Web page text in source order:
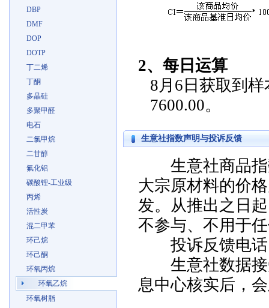
DBP
DMF
DOP
DOTP
丁二烯
丁酮
多晶硅
多聚甲醛
电石
二氯甲烷
二甘醇
氟化铝
碳酸锂-工业级
丙烯
活性炭
混二甲苯
环己烷
环己酮
环氧丙烷
环氧乙烷
环氧树脂
2、每日运算
8月6日获取到
7600.00。
生意社指数声明与投诉反馈
生意社商品指
大宗原材料的价
发。从推出之日
不参与、不用于
投诉反馈电话
生意社数据接
息中心核实后，